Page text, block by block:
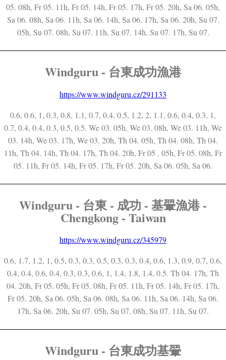
05. 08h, Fr 05. 11h, Fr 05. 14h, Fr 05. 17h, Fr 05. 20h, Sa 06. 05h,
Sa 06. 08h, Sa 06. 11h, Sa 06. 14h, Sa 06. 17h, Sa 06. 20h, Su 07.
05h, Su 07. 08h, Su 07. 11h, Su 07. 14h, Su 07. 17h, Su 07.
Windguru - 台東成功漁港
https://www.windguru.cz/291133
0.6, 0.6, 1, 0.3, 0.8, 1.1, 0.7, 0.4, 0.5, 1.2, 2, 1.1, 0.6, 0.4, 0.3, 1,
0.7, 0.4, 0.4, 0.3, 0.5, 0.5. We 03. 05h, We 03. 08h, We 03. 11h, We
03. 14h, We 03. 17h, We 03. 20h, Th 04. 05h, Th 04. 08h, Th 04.
11h, Th 04. 14h, Th 04. 17h, Th 04. 20h, Fr 05 . 05h, Fr 05. 08h, Fr
05. 11h, Fr 05. 14h, Fr 05. 17h, Fr 05. 20h, Sa 06. 05h, Sa 06.
Windguru - 台東 - 成功 - 基翬漁港 -
Chengkong - Taiwan
https://www.windguru.cz/345979
0.6, 1.7, 1.2, 1, 0.5, 0.3, 0.3, 0.5, 0.3, 0.3, 0.4, 0.6, 1.3, 0.9, 0.7, 0.6,
0.4, 0.4, 0.6, 0.4, 0.3, 0.3, 0.6, 1, 1.4, 1.8, 1.4, 0.5. Th 04. 17h, Th
04. 20h, Fr 05. 05h, Fr 05. 08h, Fr 05. 11h, Fr 05. 14h, Fr 05. 17h,
Fr 05. 20h, Sa 06. 05h, Sa 06. 08h, Sa 06. 11h, Sa 06. 14h, Sa 06.
17h, Sa 06. 20h, Su 07. 05h, Su 07. 08h, Su 07. 11h, Su 07.
Windguru - 台東成功基翬